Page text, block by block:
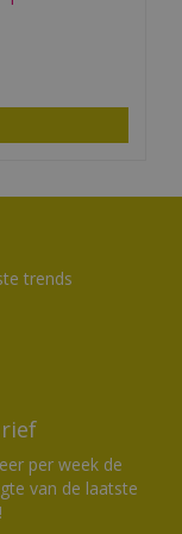
trends
per week de
van de laatste